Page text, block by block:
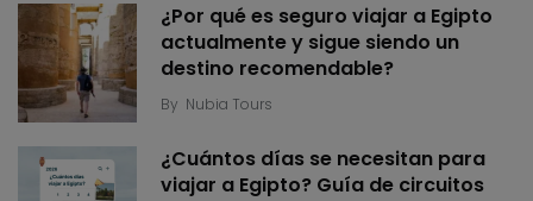
¿Por qué es seguro viajar a Egipto
actualmente y sigue siendo un
destino recomendable?
By Nubia Tours
¿Cuántos días se necesitan para
viajar a Egipto? Guía de circuitos